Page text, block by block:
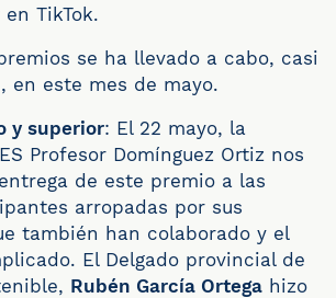
TikTok.
se ha llevado a cabo, casi
en este mes de mayo.
y superior: El 22 mayo, la
Profesor Domínguez Ortiz nos
de este premio a las
arropadas por sus
también han colaborado y el
El Delgado provincial de
Rubén García Ortega hizo